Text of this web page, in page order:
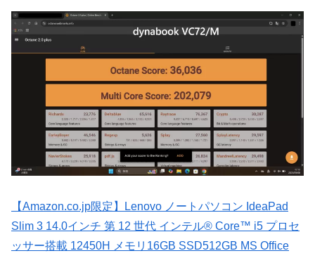
【Amazon.co.jp限定】Lenovo ノートパソコン IdeaPad
Slim 3 14.0インチ 第 12 世代 インテル® Core™ i5 プロセ
ッサー搭載 12450H メモリ16GB SSD512GB MS Office